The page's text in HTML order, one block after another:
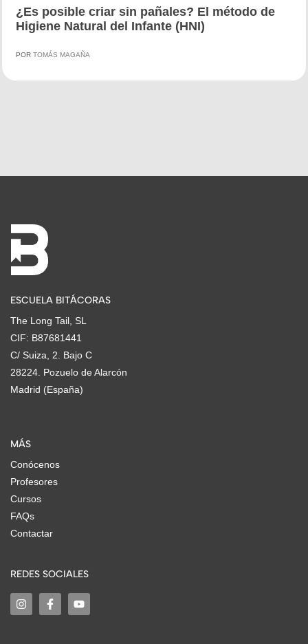
¿Es posible criar sin pañales? El método de
Higiene Natural del Infante (HNI)
POR TOMÁS MAGAÑA
ESCUELA BITÁCORAS
The Long Tail, SL
CIF: B87681441
C/ Suiza, 2. Bajo C
28224. Pozuelo de Alarcón
Madrid (España)
MÁS
Conócenos
Profesores
Cursos
FAQs
Contactar
REDES SOCIALES